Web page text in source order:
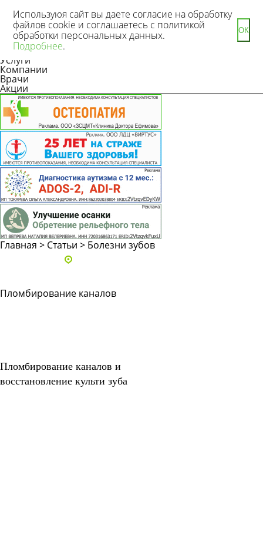
Новости
Статьи
Услуги
Компании
Врачи
Акции
Главная > Статьи > Болезни зубов
Пломбирование каналов
Пломбирование каналов и
восстановление культи зуба
Используюя сайт вы даете согласие на обработку
файлов cookie и соглашаетесь с политикой
обработки персональных данных.
Подробнее.
ОК